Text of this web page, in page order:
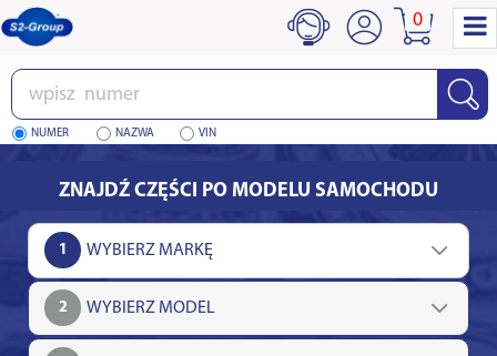
Wpisz
numer
NUMER NAZWA VIN
0
ZNAJDŹ CZĘŚCI PO MODELU SAMOCHODU
1
2